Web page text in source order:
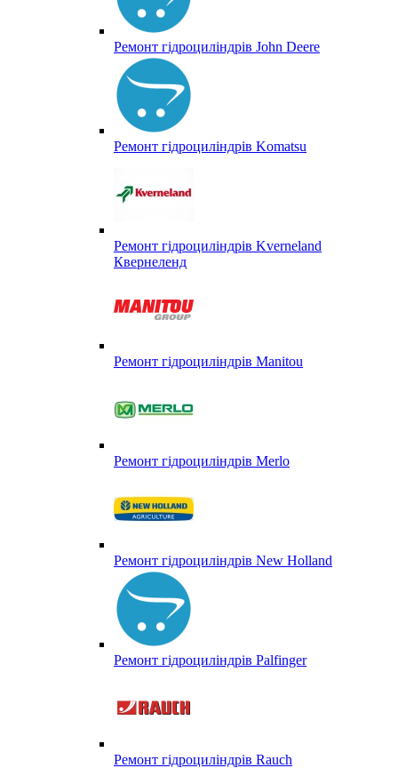
Ремонт гідроциліндрів John Deere
Ремонт гідроциліндрів Komatsu
Ремонт гідроциліндрів Kverneland
Квернеленд
Ремонт гідроциліндрів Manitou
Ремонт гідроциліндрів Merlo
Ремонт гідроциліндрів New Holland
Ремонт гідроциліндрів Palfinger
Ремонт гідроциліндрів Rauch